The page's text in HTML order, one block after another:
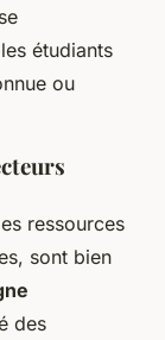
étudiants
ou
ressources
sont bien
des